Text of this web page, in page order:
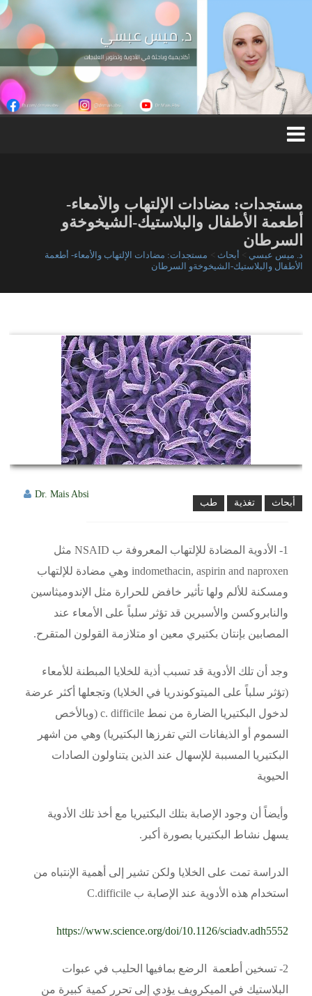
د.
مي
مستجدات: مضادات الإلتهاب والأمعاء-
أطعمة الأطفال والبلاستيك-الشيخوخةو
السرطان
د. ميس عبسي > أبحاث > مستجدات: مضادات الإلتهاب والأمعاء- أطعمة
الأطفال والبلاستيك-الشيخوخةو السرطان
أبحاث تغذية طب
Dr. Mais Absi
1- الأدوية المضادة للإلتهاب المعروفة ب NSAID مثل
indomethacin, aspirin and naproxen وهي مضادة للإلتهاب
ومسكنة للألم ولها تأثير خافض للحرارة مثل الإندوميثاسين
والنابروكسن والأسبرين قد تؤثر سلباً على الأمعاء عند
المصابين بإنتان بكتيري معين او متلازمة القولون المتقرح.
وجد أن تلك الأدوية قد تسبب أذية للخلايا المبطنة للأمعاء
(تؤثر سلباً على الميتوكوندريا في الخلايا) وتجعلها أكثر عرضة
لدخول البكتيريا الضارة من نمط c. difficile (وبالأخص
السموم أو الذيفانات التي تفرزها البكتيريا) وهي من اشهر
البكتيريا المسببة للإسهال عند الذين يتناولون الصادات
الحيوية
وأيضاً أن وجود الإصابة بتلك البكتيريا مع أخذ تلك الأدوية
يسهل نشاط البكتيريا بصورة أكبر.
الدراسة تمت على الخلايا ولكن تشير إلى أهمية الإنتباه من
استخدام هذه الأدوية عند الإصابة ب C.difficile
https://www.science.org/doi/10.1126/sciadv.adh5552
2- تسخين أطعمة الرضع بمافيها الحليب في عبوات
البلاستيك في الميكرويف يؤدي إلى تحرر كمية كبيرة من